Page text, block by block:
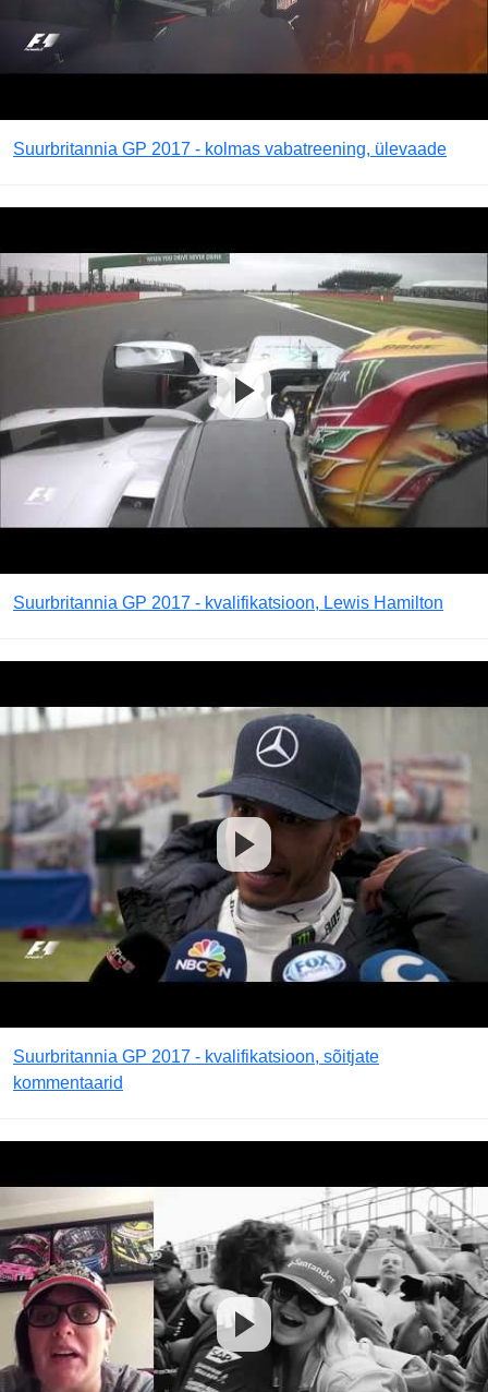
Suurbritannia GP 2017 - kolmas vabatreening, ülevaade
Suurbritannia GP 2017 - kvalifikatsioon, Lewis Hamilton
Suurbritannia GP 2017 - kvalifikatsioon, sõitjate
kommentaarid